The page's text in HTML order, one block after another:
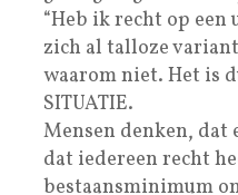
“Heb ik recht op
zich al talloze
waarom niet. Het is
SITUATIE.
Mensen denken, dat
dat iedereen recht
bestaansminimum